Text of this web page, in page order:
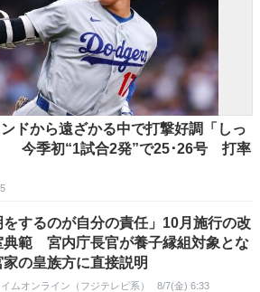
ドから遠ざかる中で打撃好調「しっ
今季初“1試合2発”で25･26号 打率
をするのが自分の責任」10月施行の改
典範 宮内庁長官が養子縁組対象とな
家の皇族方に直接説明
ムオンライン（フジテレビ系） 8/7(金) 6:33